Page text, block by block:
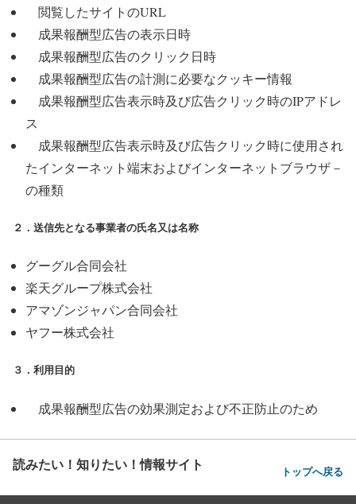
閲覧したサイトのURL
成果報酬型広告の表示日時
成果報酬型広告のクリック日時
成果報酬型広告の計測に必要なクッキー情報
成果報酬型広告表示時及び広告クリック時のIPアドレ
ス
成果報酬型広告表示時及び広告クリック時に使用され
たインターネット端末およびインターネットブラウザ－
の種類
２．送信先となる事業者の氏名又は名称
グーグル合同会社
楽天グループ株式会社
アマゾンジャパン合同会社
ヤフー株式会社
３．利用目的
成果報酬型広告の効果測定および不正防止のため
読みたい！知りたい！情報サイト トップへ戻る